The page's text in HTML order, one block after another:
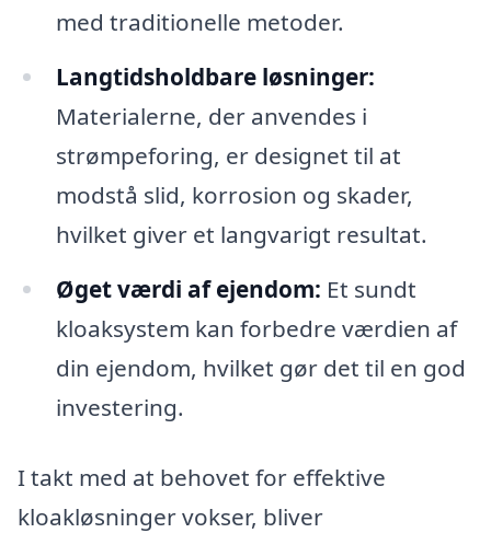
med traditionelle metoder.
Langtidsholdbare løsninger:
Materialerne, der anvendes i
strømpeforing, er designet til at
modstå slid, korrosion og skader,
hvilket giver et langvarigt resultat.
Øget værdi af ejendom: Et sundt
kloaksystem kan forbedre værdien af
din ejendom, hvilket gør det til en god
investering.
I takt med at behovet for effektive
kloakløsninger vokser, bliver